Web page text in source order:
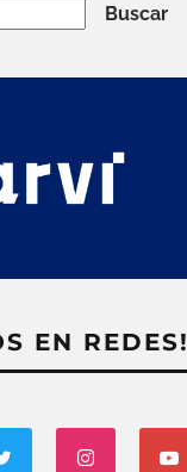
Buscar
EN REDES!